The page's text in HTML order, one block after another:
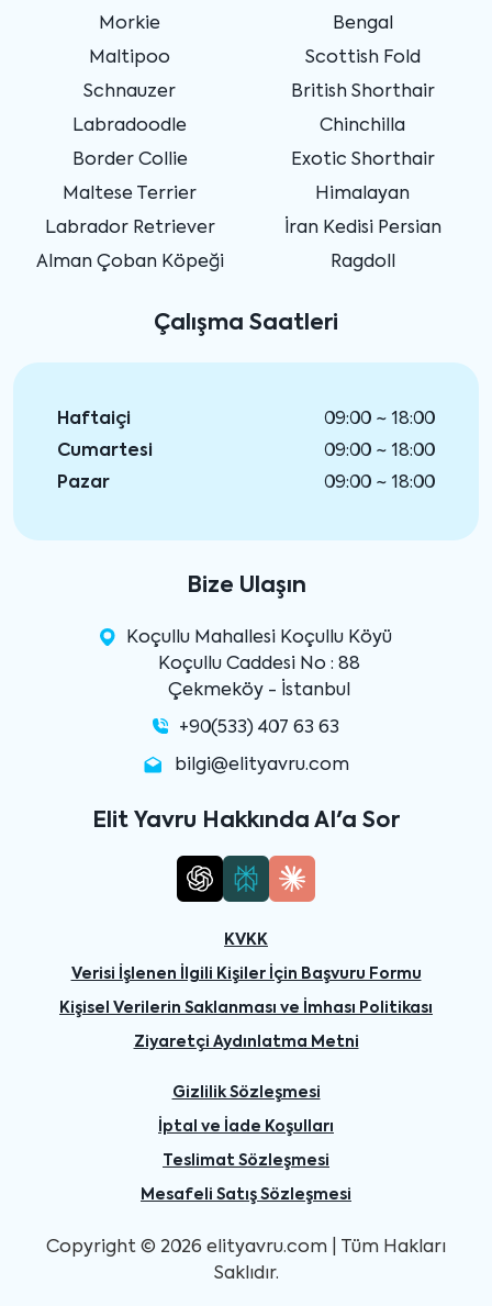
Morkie
Maltipoo
Schnauzer
Labradoodle
Border Collie
Maltese Terrier
Labrador Retriever
Alman Çoban Köpeği
Bengal
Scottish Fold
British Shorthair
Chinchilla
Exotic Shorthair
Himalayan
İran Kedisi Persian
Ragdoll
Çalışma Saatleri
Haftaiçi
09:00 ~ 18:00
Cumartesi
09:00 ~ 18:00
Pazar
09:00 ~ 18:00
Bize Ulaşın
Koçullu Mahallesi Koçullu Köyü
Koçullu Caddesi No : 88
Çekmeköy - İstanbul
+90(533) 407 63 63
bilgi@elityavru.com
Elit Yavru Hakkında AI'a Sor
KVKK
Verisi İşlenen İlgili Kişiler İçin Başvuru Formu
Kişisel Verilerin Saklanması ve İmhası Politikası
Ziyaretçi Aydınlatma Metni
Gizlilik Sözleşmesi
İptal ve İade Koşulları
Teslimat Sözleşmesi
Mesafeli Satış Sözleşmesi
Copyright © 2026 elityavru.com | Tüm Hakları
Saklıdır.